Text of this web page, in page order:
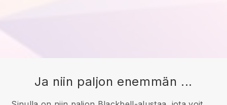
Ja niin paljon enemmän ...